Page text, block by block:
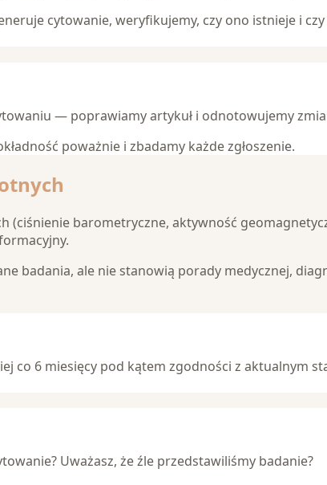
cytowanie, weryfikujemy, czy ono istnieje i
— poprawiamy artykuł i odnotowujemy
poważnie i zbadamy każde zgłoszenie.
barometryczne, aktywność
badania, ale nie stanowią porady medycznej,
co 6 miesięcy pod kątem zgodności z aktualnym
Uważasz, że źle przedstawiliśmy badanie?